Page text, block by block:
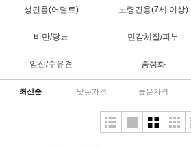
성견용(어덜트) 노령견용(7세 이상)
비만/당뇨 민감체질/피부
임신/수유견 중성화
최신순 낮은가격 높은가격